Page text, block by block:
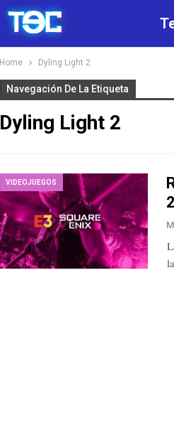
Home Dyling Light 2
Navegación De La Etiqueta
Dyling Light 2
VIDEOJUEGOS